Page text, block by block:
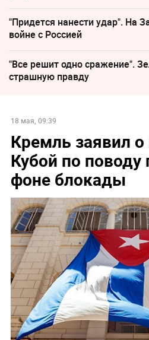
"Придется нанести удар". На
войне с Россией
"Все решит одно сражение".
страшную правду
18 мая, 09:39
Кремль заявил о
Кубой по
фоне блокады